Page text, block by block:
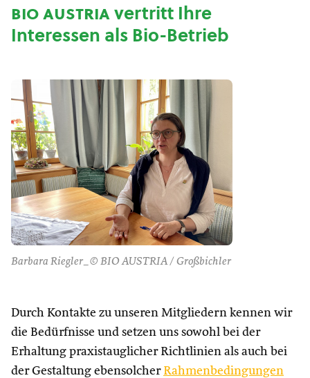
bio austriavertritt Ihre
Interessen als Bio-Betrieb
Barbara Riegler_© BIO AUSTRIA / Großbichler
Durch Kontakte zu unseren Mitgliedern kennen wir
die Bedürfnisse und setzen uns sowohl bei der
Erhaltung praxistauglicher Richtlinien als auch bei
der Gestaltung ebensolcher Rahmenbedingungen